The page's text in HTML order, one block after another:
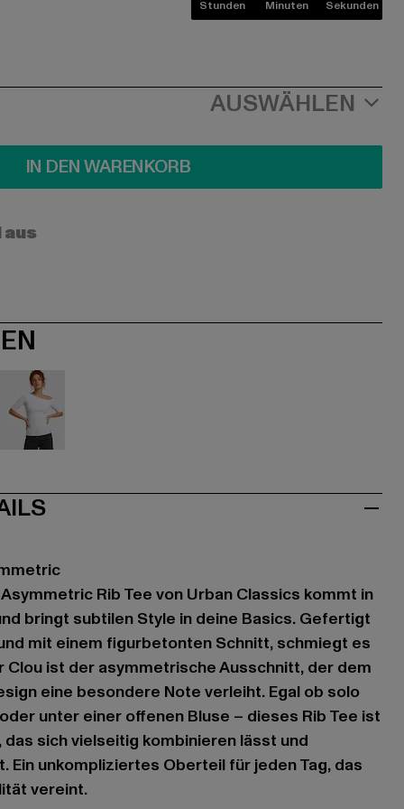
Stunden Minuten Sekunden
AUSWÄHLEN
IN DEN WARENKORB
Rib Tee von Urban Classics kommt in
bringt subtilen Style in deine Basics. Gefertigt
mit einem figurbetonten Schnitt, schmiegt es
Clou ist der asymmetrische Ausschnitt, der dem
eine besondere Note verleiht. Egal ob solo
unter einer offenen Bluse – dieses Rib Tee ist
sich vielseitig kombinieren lässt und
unkompliziertes Oberteil für jeden Tag, das
vereint.